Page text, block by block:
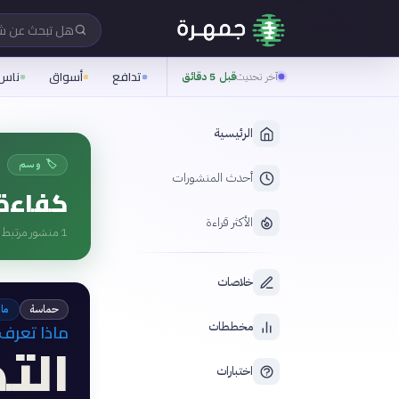
هل تبحث عن
آخر تحديثقبل 5 دقائق تدافع أسواق
الرئيسية
أحدث المنشورات
الأكثر قراءة
خلاصات
مخططات
اختبارات
🏷️ وسم
1 منشور
حماسة
ماذا